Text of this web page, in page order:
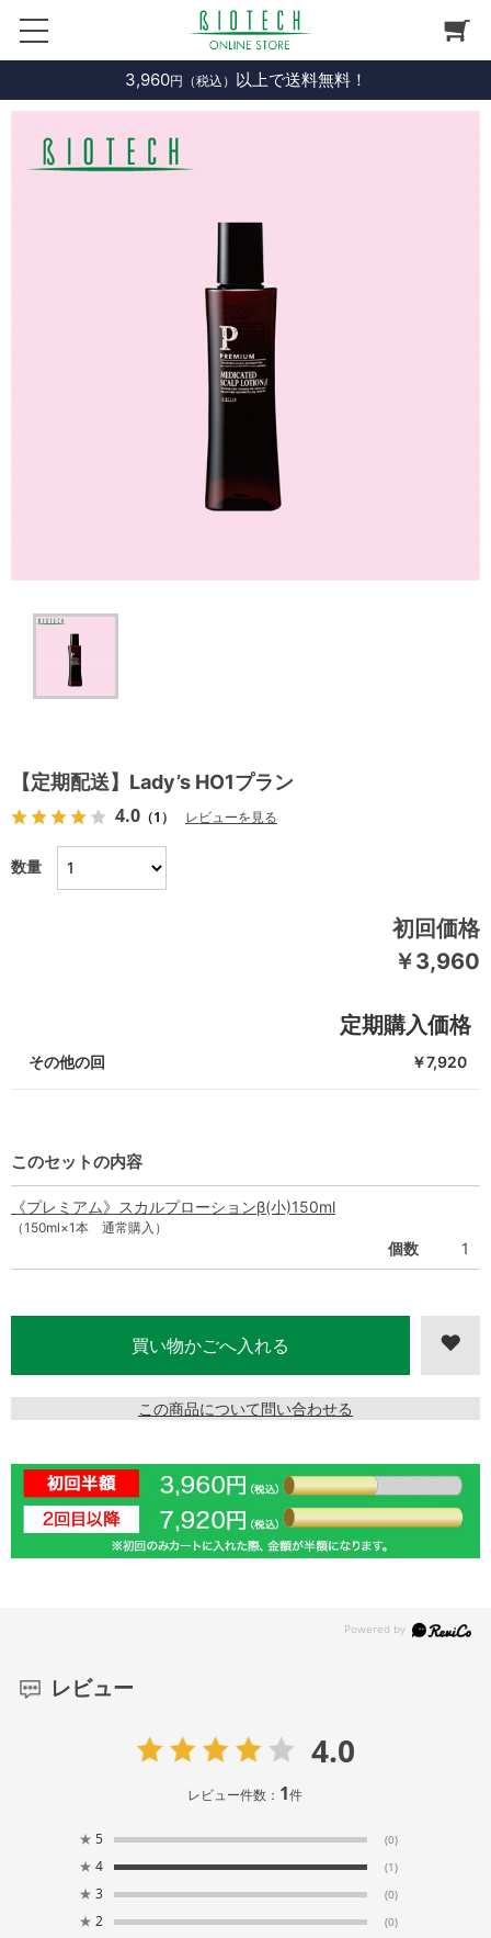
3,960円（税込） 以上で送料無料！
【定期配送】Lady’s HO1プラン
4.0 （1） レビューを見る
初回価格
￥3,960
定期購入価格
その他の回 ￥7,920
数量
このセットの内容
《プレミアム》スカルプローションβ(小)150ml
（150ml×1本 通常購入）
個数 1
この商品について問い合わせる
レビュー
4.0
レビュー件数： 1件
★ 5 (0)
★ 4 (1)
★ 3 (0)
★ 2 (0)